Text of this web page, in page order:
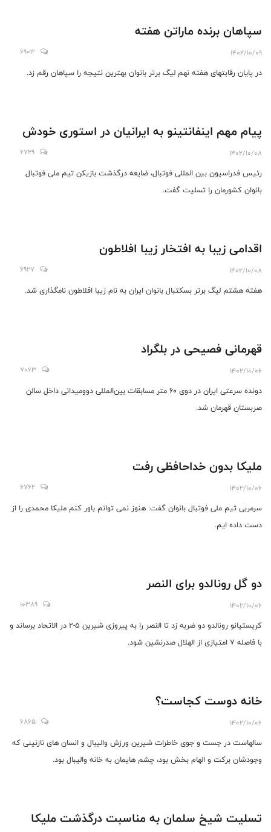
سپاهان برنده ماراتن هفته
1402/10/09
6903
در پایان رقابتهای هفته نهم لیگ برتر بانوان بهترین نتیجه را سپاهان رقم زد.
پیام مهم اینفانتینو به ایرانیان در استوری خودش
1402/10/08
6729
رئیس فدراسیون بین المللی فوتبال، ضایعه درگذشت بازیکن تیم ملی فوتبال
بانوان کشورمان را تسلیت گفت.
اقدامی زیبا به افتخار زیبا افلاطون
1402/10/08
6927
هفته هشتم لیگ برتر بسکتبال بانوان ایران به نام زیبا افلاطون نامگذاری شد.
قهرمانی فصیحی در بلگراد
1402/10/06
7063
دونده سرعتی ایران در دوی ۶۰ متر مسابقات بین‌المللی دوومیدانی داخل سالن
صربستان قهرمان شد.
ملیکا بدون خداحافظی رفت
1402/10/06
6762
سرمربی تیم ملی فوتبال بانوان گفت: هنوز نمی توانم باور کنم ملیکا محمدی را از
دست داده ایم.
دو گل رونالدو برای النصر
1402/10/06
10389
کریستیانو رونالدو دو ضربه زد تا النصر را به پیروزی شیرین 5-2 در الاتحاد برساند و
با فاصله 7 امتیازی از الهلال صدرنشین شود.
خانه دوست کجاست؟
1402/10/06
6865
سالهاست در جست و جوی خاطرات شیرین ورزش والیبال و انسان های نازنینی که
وجودشان برکت و الهام بخش بود، چشم هایمان به خانه والیبال بود.
تسلیت شیخ سلمان به مناسبت درگذشت ملیکا